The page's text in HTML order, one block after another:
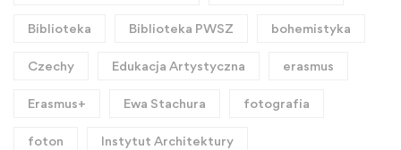
Biblioteka Biblioteka PWSZ bohemistyka
Czechy Edukacja Artystyczna erasmus
Erasmus+ Ewa Stachura fotografia
foton Instytut Architektury